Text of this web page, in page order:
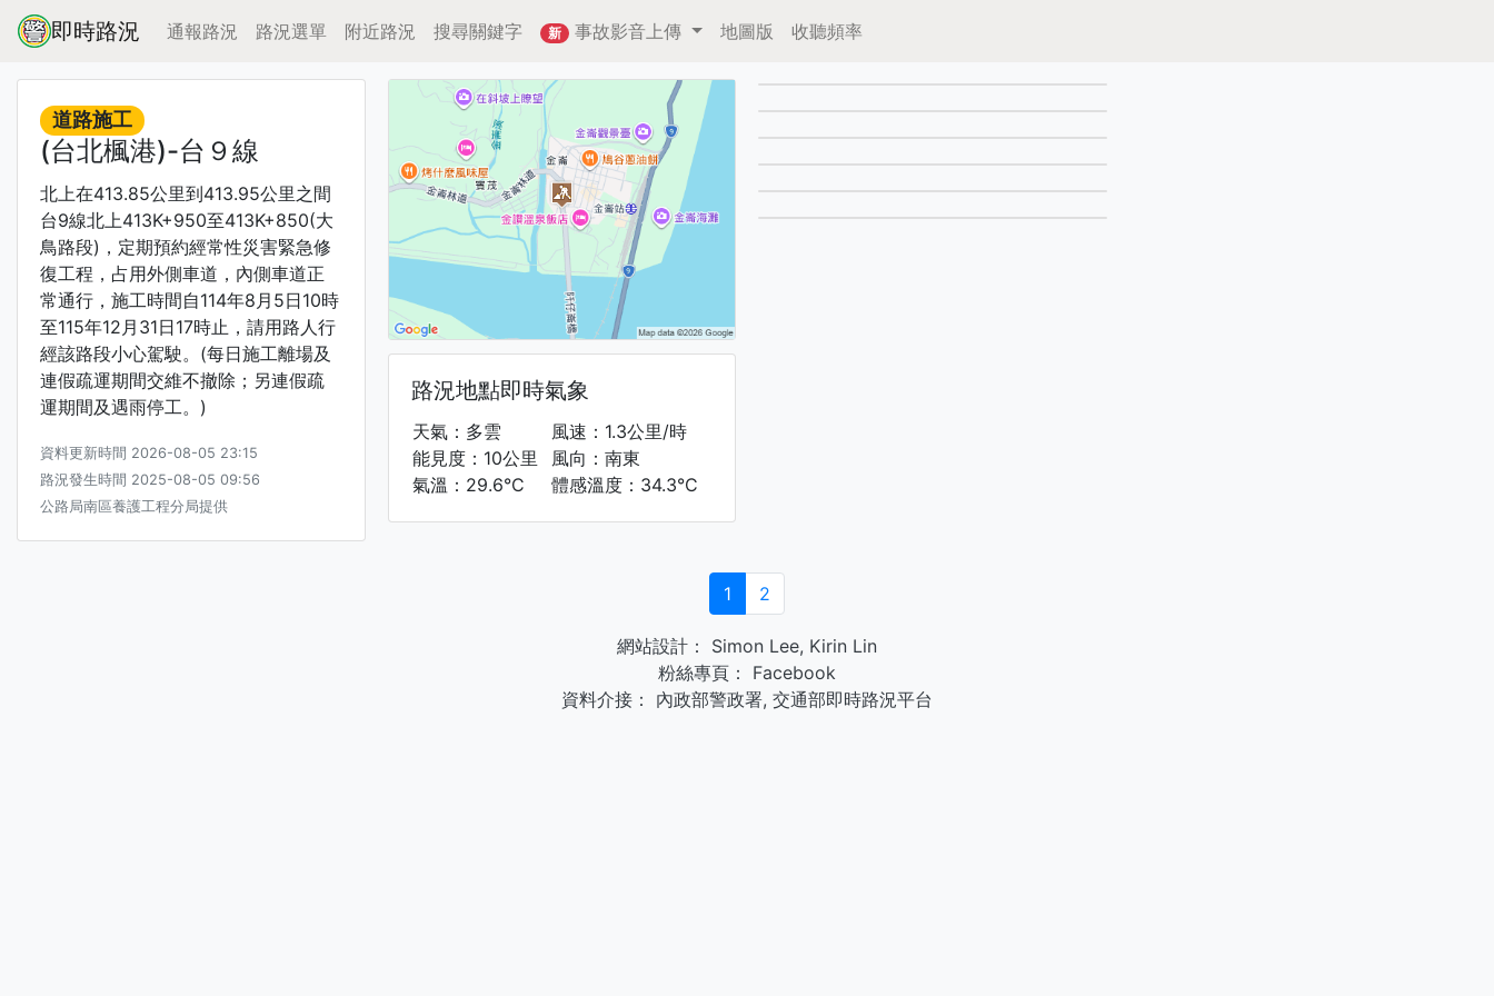
即時路況 通報路況 路況選單 附近路況 搜尋關鍵字 新 事故影音上傳 地圖版 收聽頻率
道路施工
(台北楓港)-台９線
北上在413.85公里到413.95公里之間
台9線北上413K+950至413K+850(大
鳥路段)，定期預約經常性災害緊急修
復工程，占用外側車道，內側車道正
常通行，施工時間自114年8月5日10時
至115年12月31日17時止，請用路人行
經該路段小心駕駛。(每日施工離場及
連假疏運期間交維不撤除；另連假疏
運期間及遇雨停工。)
資料更新時間 2026-08-05 23:15
路況發生時間 2025-08-05 09:56
公路局南區養護工程分局提供
路況地點即時氣象
天氣：多雲
能見度：10公里
氣溫：29.6°C
風速：1.3公里/時
風向：南東
體感溫度：34.3°C
1 2
網站設計： Simon Lee, Kirin Lin
粉絲專頁：
Facebook
資料介接：
內政部警政署, 交通部即時路況平台